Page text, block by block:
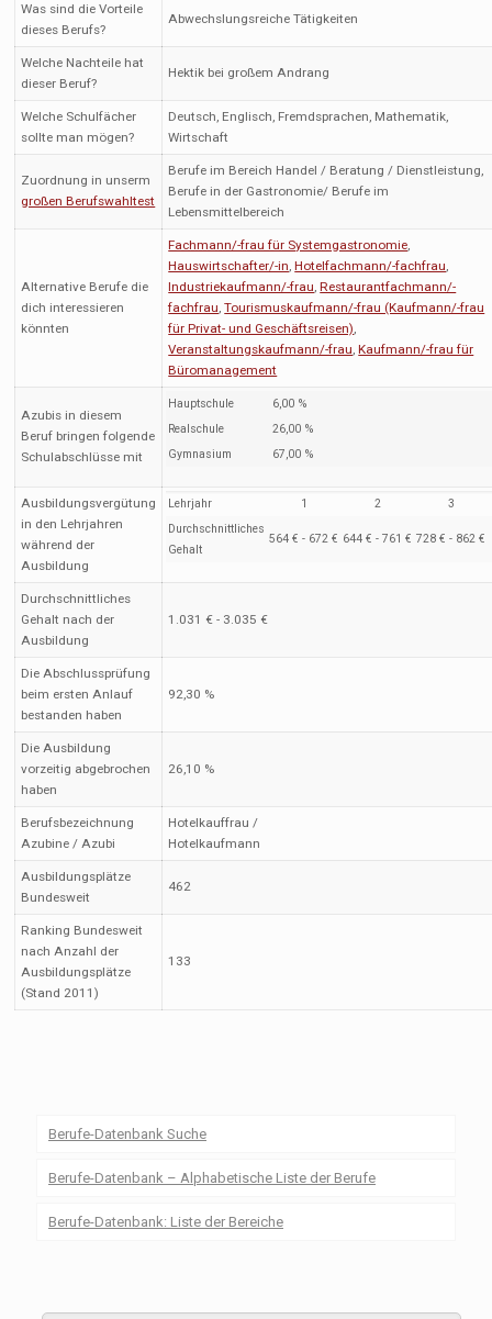
Was sind die Vorteile
dieses Berufs?
Abwechslungsreiche Tätigkeiten
Welche Nachteile hat
dieser Beruf?
Hektik bei großem Andrang
Welche Schulfächer
sollte man mögen?
Deutsch, Englisch, Fremdsprachen, Mathematik,
Wirtschaft
Zuordnung in unserm
großen Berufswahltest
Berufe im Bereich Handel / Beratung / Dienstleistung,
Berufe in der Gastronomie/ Berufe im
Lebensmittelbereich
Alternative Berufe die
dich interessieren
könnten
Fachmann/-frau für Systemgastronomie,
Hauswirtschafter/-in,Hotelfachmann/-fachfrau,
Industriekaufmann/-frau,Restaurantfachmann/-
fachfrau,Tourismuskaufmann/-frau (Kaufmann/-frau
für Privat- und Geschäftsreisen),
Veranstaltungskaufmann/-frau,Kaufmann/-frau für
Büromanagement
Azubis in diesem
Beruf bringen folgende
Schulabschlüsse mit
Hauptschule
6,00 %
Realschule
26,00 %
Gymnasium
67,00 %
Ausbildungsvergütung
in den Lehrjahren
während der
Ausbildung
Lehrjahr 1 2 3
Durchschnittliches
Gehalt
564 € - 672 € 644 € - 761 € 728 € - 862 €
Durchschnittliches
Gehalt nach der
Ausbildung
1.031 € - 3.035 €
Die Abschlussprüfung
beim ersten Anlauf
bestanden haben
92,30 %
Die Ausbildung
vorzeitig abgebrochen
haben
26,10 %
Berufsbezeichnung
Azubine / Azubi
Hotelkauffrau /
Hotelkaufmann
Ausbildungsplätze
Bundesweit
462
Ranking Bundesweit
nach Anzahl der
Ausbildungsplätze
(Stand 2011)
133
Berufe-Datenbank Suche
Berufe-Datenbank – Alphabetische Liste der Berufe
Berufe-Datenbank: Liste der Bereiche